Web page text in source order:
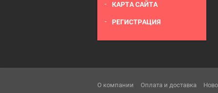
КАРТА САЙТА
РЕГИСТРАЦИЯ
О компании Оплата и доставка